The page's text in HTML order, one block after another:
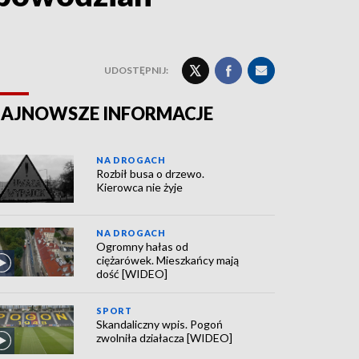
UDOSTĘPNIJ:
INFORMACJE
NA DROGACH
Rozbił busa o drzewo.
Kierowca nie żyje
NA DROGACH
Ogromny hałas od
ciężarówek. Mieszkańcy mają
dość [WIDEO]
SPORT
Skandaliczny wpis. Pogoń
zwolniła działacza [WIDEO]